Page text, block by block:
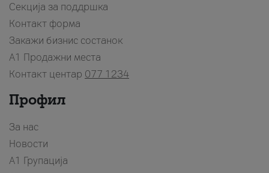
Секција за поддршка
Контакт форма
Закажи бизнис состанок
A1 Продажни места
Контакт центар 077 1234
Профил
За нас
Новости
А1 Групација